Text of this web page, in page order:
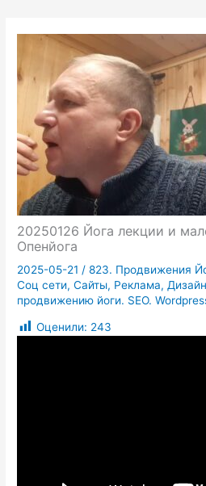
20250126 Йога лекции и
Опенйога
2025-05-21 /823. Продвижения
Соц сети, Сайты, Реклама,
продвижению йоги. SEO.
Оценили: 243